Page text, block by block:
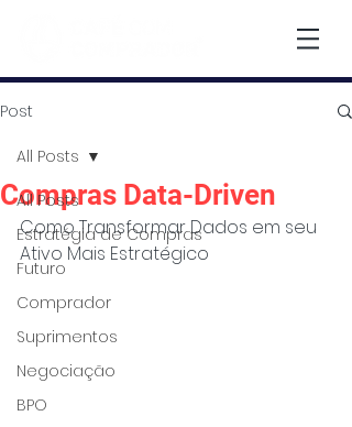
Post
All Posts
Estratégia de Compras
Futuro
Comprador
Suprimentos
Negociação
BPO
All Posts
Compras Data-Driven
Como Transformar Dados em seu
Ativo Mais Estratégico